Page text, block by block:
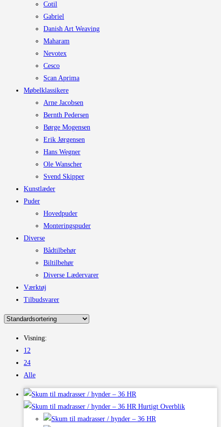
Cotil
Gabriel
Danish Art Weaving
Maharam
Nevotex
Cesco
Scan Aprima
Møbelklassikere
Arne Jacobsen
Bernth Pedersen
Børge Mogensen
Erik Jørgensen
Hans Wegner
Ole Wanscher
Svend Skipper
Kunstlæder
Puder
Hovedpuder
Monteringspuder
Diverse
Bådtilbehør
Biltilbehør
Diverse Lædervarer
Værktøj
Tilbudsvarer
Visning:
12
24
Alle
Hurtigt Overblik